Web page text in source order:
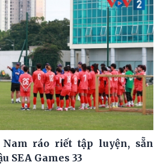
ráo riết tập luyện, sẵn
SEA Games 33